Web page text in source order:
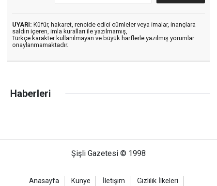
UYARI: Küfür, hakaret, rencide edici cümleler veya imalar, inançlara
saldırı içeren, imla kuralları ile yazılmamış,
Türkçe karakter kullanılmayan ve büyük harflerle yazılmış yorumlar
onaylanmamaktadır.
Haberleri
Şişli Gazetesi © 1998
Anasayfa Künye İletişim
Gizlilik İlkeleri